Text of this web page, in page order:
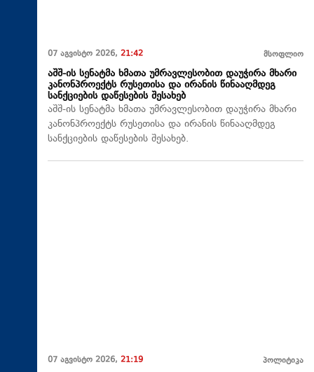
07 აგვისტო 2026, 21:42 მსოფლიო
აშშ-ის სენატმა ხმათა უმრავლესობით დაუჭირა მხარი
კანონპროექტს რუსეთისა და ირანის წინააღმდეგ
სანქციების დაწესების შესახებ
აშშ-ის სენატმა ხმათა უმრავლესობით დაუჭირა მხარი
კანონპროექტს რუსეთისა და ირანის წინააღმდეგ
სანქციების დაწესების შესახებ.
07 აგვისტო 2026, 21:19 პოლიტიკა